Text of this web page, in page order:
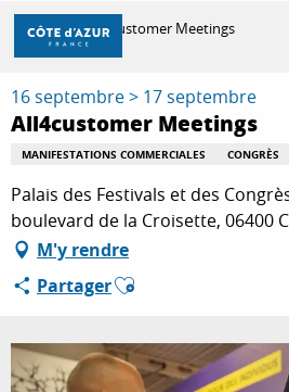
Aller
contenu
principal
DÉCOUVRIR
À FAIRE
SÉJOURNER
Accueil All4customer Meetings
16 septembre > 17 septembre
All4customer Meetings
MANIFESTATIONS COMMERCIALES CONGRÈS
Palais des Festivals et des
boulevard de la Croisette, 06400
M'y rendre
PartagerAjouter aux favoris